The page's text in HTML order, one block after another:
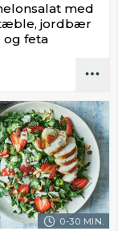
med
jordbær
og feta
0-30 MIN.